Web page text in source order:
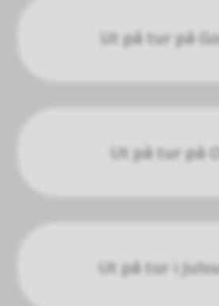
Ut på tur på
Ut på tur på
Ut på tur i